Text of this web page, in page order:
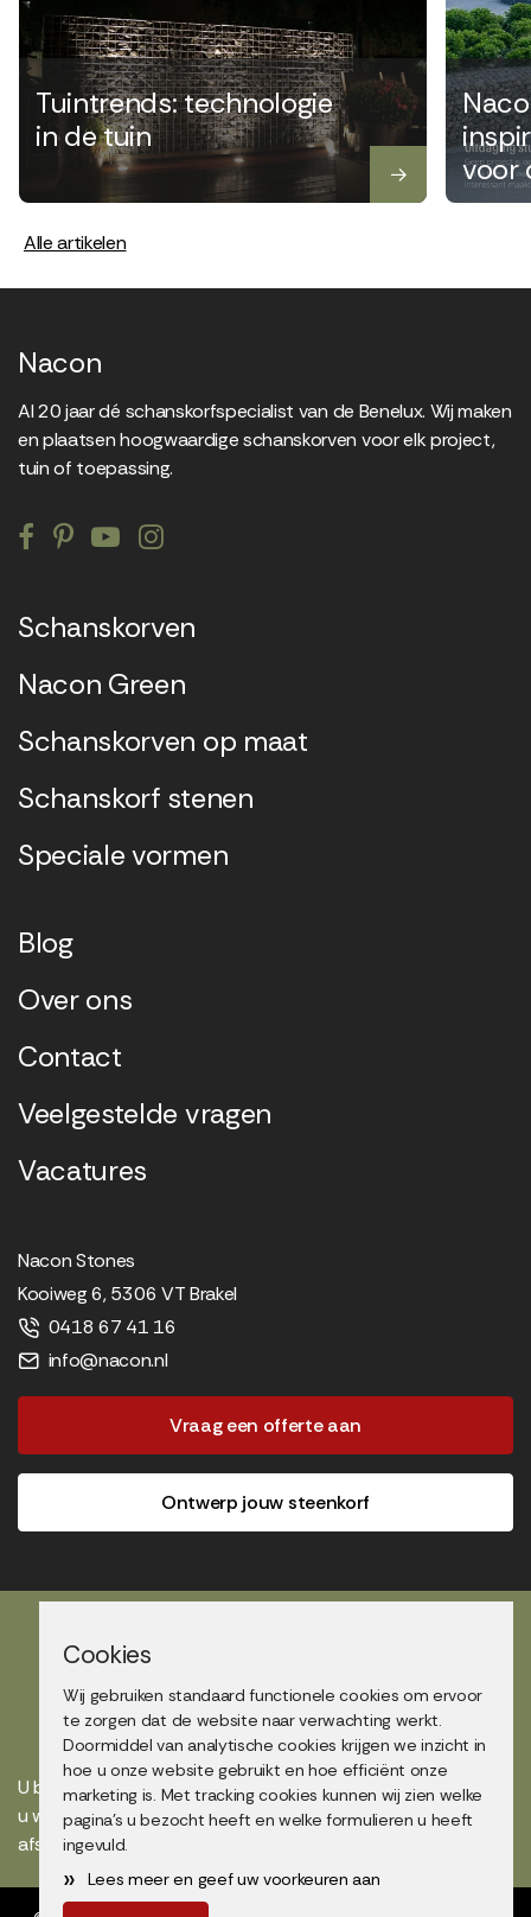
Tuintrends: technologie
in de tuin
voor
Alle artikelen
Nacon
Al 20 jaar dé schanskorfspecialist van de Benelux. Wij maken
en plaatsen hoogwaardige schanskorven voor elk project,
tuin of toepassing.
Schanskorven
Nacon Green
Schanskorven op maat
Schanskorf stenen
Speciale vormen
Blog
Over ons
Contact
Veelgestelde vragen
Vacatures
Nacon Stones
Kooiweg 6, 5306 VT Brakel
0418 67 41 16
info@nacon.nl
Vraag een offerte aan
Ontwerp jouw steenkorf
Showtuin bezoek
U bent altijd van harte welkom in onze showtuin maar maakt
u wel even een afspraak voor uw bezoek? Bel voor een
afspraak op0418 67 41 16
Cookies
Wij gebruiken standaard functionele cookies om ervoor
te zorgen dat de website naar verwachting werkt.
Doormiddel van analytische cookies krijgen we inzicht in
hoe u onze website gebruikt en hoe efficiënt onze
marketing is. Met tracking cookies kunnen wij zien welke
pagina's u bezocht heeft en welke formulieren u heeft
ingevuld.
» Lees meer en geef uw voorkeuren aan